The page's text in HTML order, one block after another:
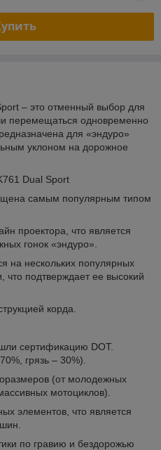
– это отменный выбор для
перемещаться одновременно
для «эндуро»
уклоном на дорожное
Dual Sport
самым популярным типом
проектора, что является
гонок «эндуро».
на нескольких популярных
что подтверждает ее высокий
корда.
сертификацию DOT.
грязь – 30%).
(от молодежных
мотоциклов).
элементов, что является
по гравию и бездорожью